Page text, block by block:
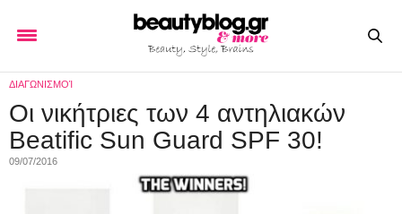
ΔΙΑΓΩΝΙΣΜΟΊ
Οι νικήτριες των 4 αντηλιακών
Beatific Sun Guard SPF 30!
09/07/2016